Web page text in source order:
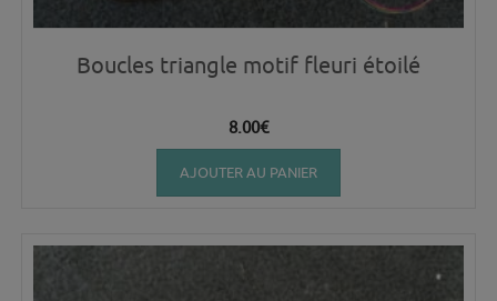
Boucles triangle motif fleuri étoilé
8.00€
AJOUTER AU PANIER